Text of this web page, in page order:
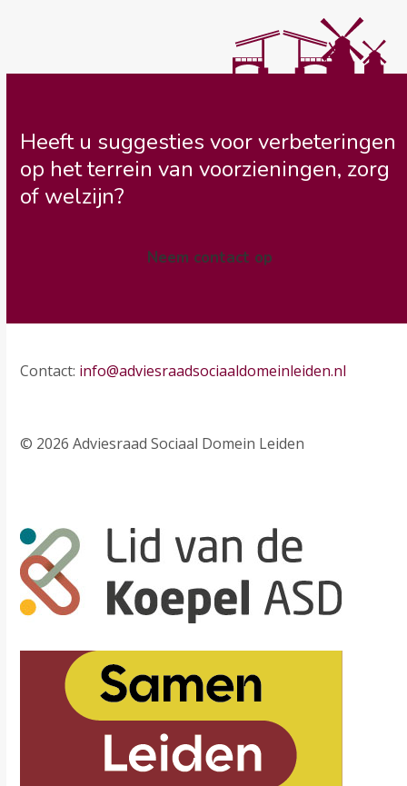
Heeft u suggesties voor verbeteringen
op het terrein van voorzieningen, zorg
of welzijn?
Neem contact op
Contact: info@adviesraadsociaaldomeinleiden.nl
© 2026 Adviesraad Sociaal Domein Leiden